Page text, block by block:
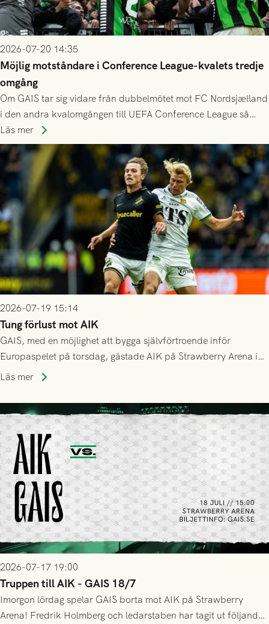
2026-07-20 14:35
Möjlig motståndare i Conference League-kvalets tredje
omgång
Om GAIS tar sig vidare från dubbelmötet mot FC Nordsjælland
i den andra kvalomgången till UEFA Conference League så
spelas den tredje kvalomgången kort därpå. Motståndare blir
då vinnaren i mötet mellan isländska Valur och HŠK Zrinjski
Mostar från Bosnien och Hercegovina.
Läs mer
2026-07-19 15:14
Tung förlust mot AIK
GAIS, med en möjlighet att bygga självförtroende inför
Europaspelet på torsdag, gästade AIK på Strawberry Arena i
Stockholm . Men trots konstant hotande i första halvlek av
lyckades få in 2-0.
Läs mer
2026-07-17 19:00
Truppen till AIK - GAIS 18/7
Imorgon lördag spelar GAIS borta mot AIK på Strawberry
Arena! Fredrik Holmberg och ledarstaben har tagit ut följande